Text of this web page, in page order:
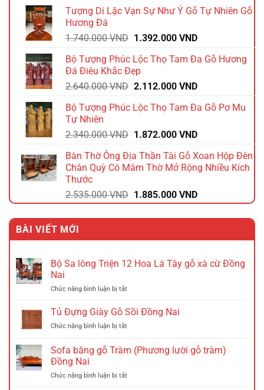
1.980.000 VND.là:
Tượng Di Lặc Vạn Sự Như Ý Gỗ Tự Nhiên Gỗ
Hương Đá
1.740.000VND Giá
là:
1.740.000 VND.
1.392.000 VNDGiá
tại
1.392.000 VND.
Bộ Tượng Phúc Lộc Thọ Tam Đa Gỗ Hương
Đá Điêu Khắc Đẹp
2.640.000VND Giá
là:
2.112.000 VNDGiá
tại
2.112.000 VND.
Bộ Tượng Phúc Lộc Thọ Tam Đa Gỗ Pơ Mu
Tự Nhiên
2.340.000VND Giá
là:
2.340.000 VND.
1.872.000 VNDGiá
tại
là:
Bàn Thờ Ông Địa Thần Tài Gỗ Xoan Hộp Đèn
Chân Quỳ Có Mâm Thờ Mở Rộng Nhiều Kích
Thước
2.535.000VND Giá
gốc
là:
1.885.000 VNDGiá
hiện
tại
1.885.000 VND.
BÀI VIẾT MỚI
Bộ Sa lông Triện 12 Hoa Lá Tây gỗ xà cừ Đồng
Nai
Chức năng bình luận bị tắtở
Sa
Triện
Hoa
gỗ
Tủ Đựng Giày Gỗ Sồi Đồng Nai
Chức năng bình luận bị tắtở
Đựng
Giày
Sồi
Sofa băng gỗ Tràm (Phương lười gỗ tràm)
Đồng Nai
Chức năng bình luận bị tắtở